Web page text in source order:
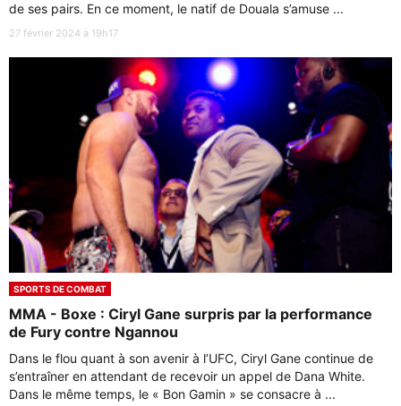
de ses pairs. En ce moment, le natif de Douala s’amuse ...
27 février 2024 à 19h17
SPORTS DE COMBAT
MMA - Boxe : Ciryl Gane surpris par la performance
de Fury contre Ngannou
Dans le flou quant à son avenir à l’UFC, Ciryl Gane continue de
s’entraîner en attendant de recevoir un appel de Dana White.
Dans le même temps, le « Bon Gamin » se consacre à ...